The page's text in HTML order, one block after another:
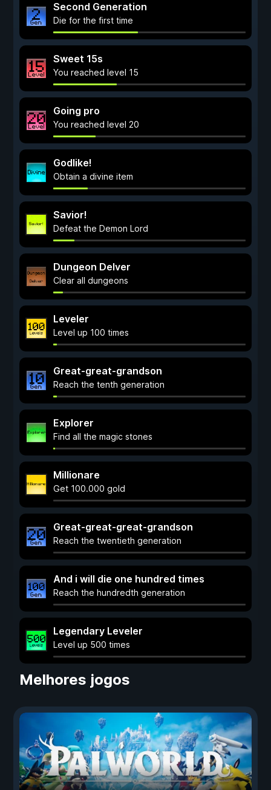
Second Generation
Die for the first time
Sweet 15s
You reached level 15
Going pro
You reached level 20
Godlike!
Obtain a divine item
Savior!
Defeat the Demon Lord
Dungeon Delver
Clear all dungeons
Leveler
Level up 100 times
Great-great-grandson
Reach the tenth generation
Explorer
Find all the magic stones
Millionare
Get 100.000 gold
Great-great-great-grandson
Reach the twentieth generation
And i will die one hundred times
Reach the hundredth generation
Legendary Leveler
Level up 500 times
Melhores jogos